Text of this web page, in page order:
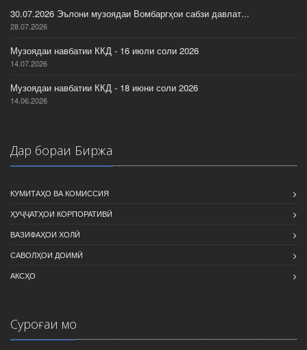
30.07.2026 Эълони музоядаи Вомбаргҳои сабзи давлат...
28.07.2026
Музоядаи навбатии ККД - 16 июли соли 2026
14.07.2026
Музоядаи навбатии ККД - 18 июни соли 2026
14.06.2026
Дар бораи Биржа
КУМИТАҲО ВА КОМИССИЯ
ҲУҶҶАТҲОИ КОРПОРАТИВӢ
ВАЗИФАҲОИ ХОЛӢ
САВОЛҲОИ ДОИМӢ
АКСҲО
Суроғаи мо